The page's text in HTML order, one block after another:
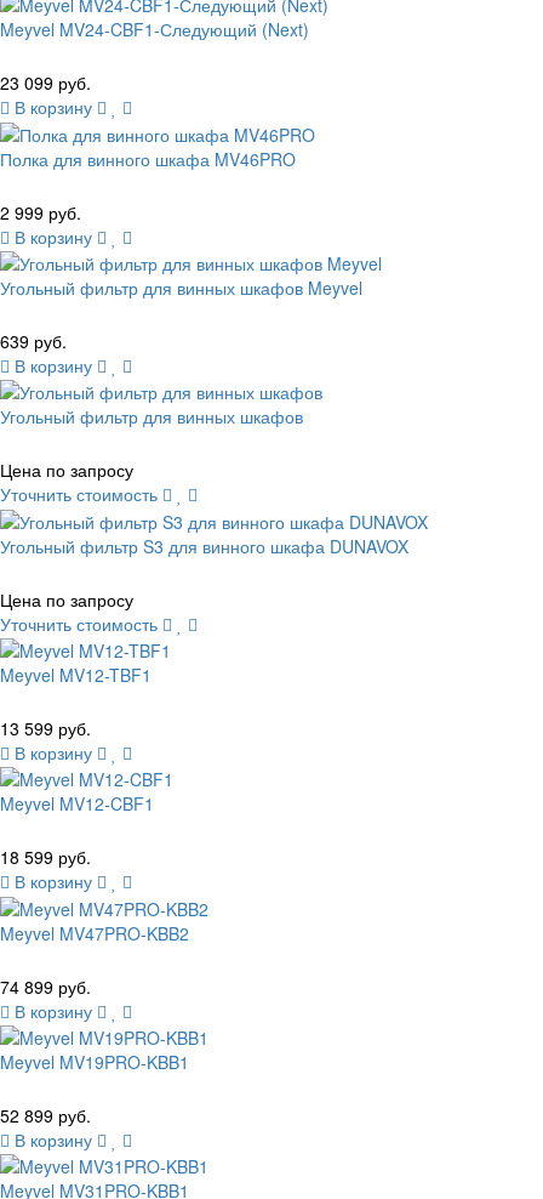
Meyvel MV24-CBF1-Следующий (Next)
23 099 руб.
В корзину
Полка для винного шкафа MV46PRO
2 999 руб.
В корзину
Угольный фильтр для винных шкафов Meyvel
639 руб.
В корзину
Угольный фильтр для винных шкафов
Цена по запросу
Уточнить стоимость
Угольный фильтр S3 для винного шкафа DUNAVOX
Цена по запросу
Уточнить стоимость
Meyvel MV12-TBF1
13 599 руб.
В корзину
Meyvel MV12-CBF1
18 599 руб.
В корзину
Meyvel MV47PRO-KBB2
74 899 руб.
В корзину
Meyvel MV19PRO-KBB1
52 899 руб.
В корзину
Meyvel MV31PRO-KBB1